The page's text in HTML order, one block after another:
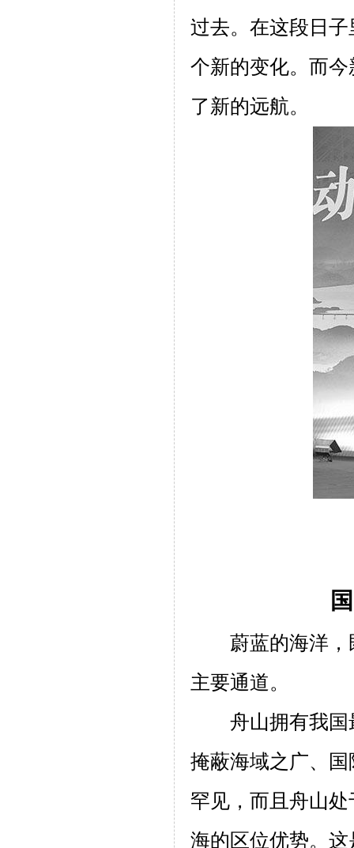
过去。在这段日
个新的变化。而
了新的远航。
蔚蓝的海洋
主要通道。
舟山拥有我
掩蔽海域之广、
罕见，而且舟山
海的区位优势。